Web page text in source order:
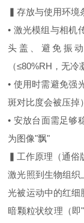
▍存放与使用环境
• 激光模组与相机
头盖、避免振
（≤80%RH，无冷
• 使用时需避免强
斑对比度会被压掉
• 安放台面需足
为图像"飘"
▍工作原理（通俗
激光照到生物组织
光被运动中的红细
暗颗粒状纹理（